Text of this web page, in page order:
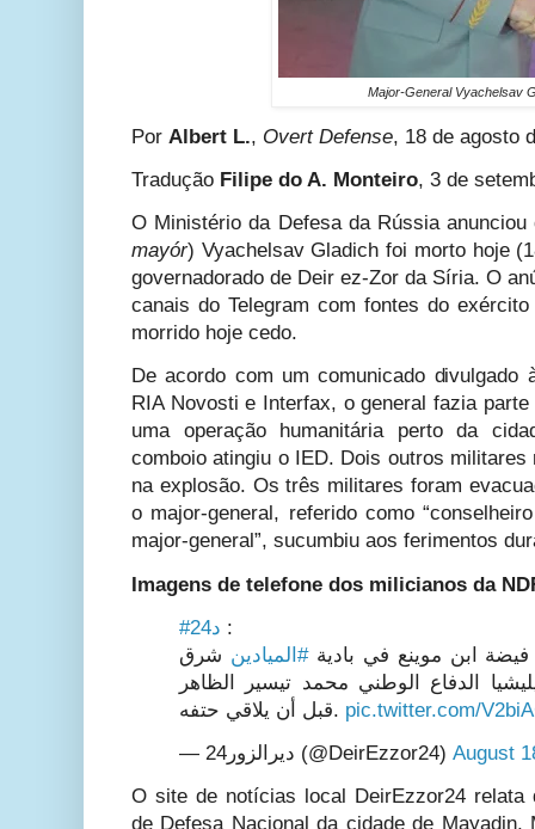
Major-General Vyachelsav
Por Albert L., Overt Defense, 18 de agosto
Tradução Filipe do A. Monteiro, 3 de
O Ministério da Defesa da Rússia
mayór) Vyachelsav Gladich foi morto hoje
governadorado de Deir ez-Zor da Síria. O
canais do Telegram com fontes do
morrido hoje cedo.
De acordo com um comunicado divulgado
RIA Novosti e Interfax, o general fazia
uma operação humanitária perto da
comboio atingiu o IED. Dois outros
na explosão. Os três militares foram
o major-general, referido como
major-general”, sucumbiu aos ferimentos
Imagens de telefone dos milicianos da
#د24 :
ابن موينع في بادية#الميادين شرق
الدفاع الوطني محمد تيسير الظاهر
قبل أن يلاقي حتفه. pic.twitter.com/
— ديرالزور24 (@DeirEzzor24) August
O site de notícias local DeirEzzor24 relata
de Defesa Nacional da cidade de Mayadin,